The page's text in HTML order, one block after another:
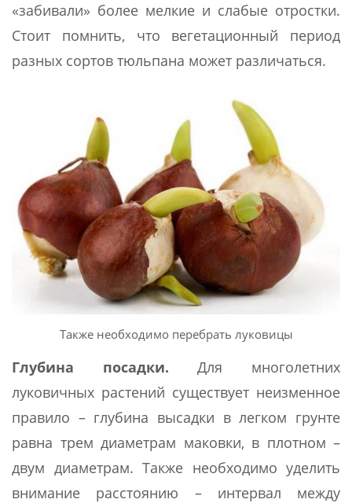
«забивали» более мелкие и слабые отростки.
Стоит помнить, что вегетационный период
разных сортов тюльпана может различаться.
Также необходимо перебрать луковицы
Глубина посадки. Для многолетних
луковичных растений существует неизменное
правило – глубина высадки в легком грунте
равна трем диаметрам маковки, в плотном –
двум диаметрам. Также необходимо уделить
внимание расстоянию – интервал между